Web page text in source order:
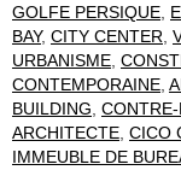
GOLFE PERSIQUE,
BAY, CITY CENTER,
URBANISME,
CONTEMPORAINE,
BUILDING,
ARCHITECTE, CICO
IMMEUBLE DE